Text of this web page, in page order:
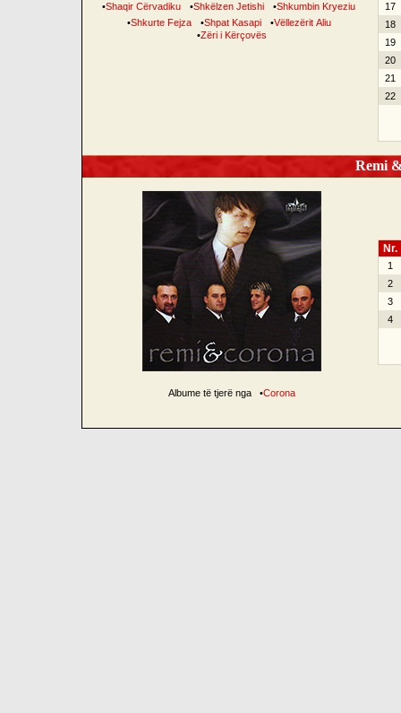
•Shaqir Cërvadiku •Shkëlzen Jetishi •Shkumbin Kryeziu
•Shkurte Fejza •Shpat Kasapi •Vëllezërit Aliu
•Zëri i Kërçovës
17
18
19
20
21
22
Remi
Albume të tjerë nga •Corona
Nr.
1
2
3
4